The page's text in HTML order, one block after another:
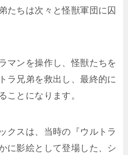
たちは次々と怪獣軍団に囚
マンを操作し、怪獣たちを
ラ兄弟を救出し、最終的に
ことになります。
クスは、当時の『ウルトラ
に影絵として登場した、シ